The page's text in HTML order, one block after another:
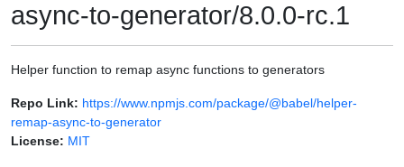
async-to-generator/8.0.0-rc.1
Helper function to remap async functions to generators
Repo Link: https://www.npmjs.com/package/@babel/helper-
remap-async-to-generator
License: MIT